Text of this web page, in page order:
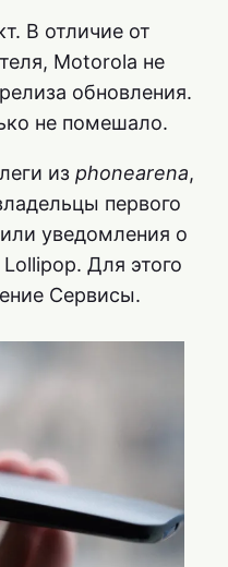
В отличие от
Motorola не
обновления.
не помешало.
из phonearena,
первого
уведомления о
Для этого
Сервисы.